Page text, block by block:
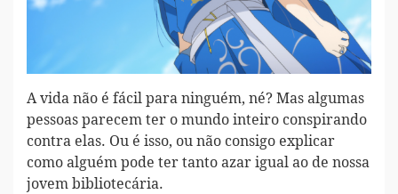
A vida não é fácil para ninguém, né? Mas algumas
pessoas parecem ter o mundo inteiro conspirando
contra elas. Ou é isso, ou não consigo explicar
como alguém pode ter tanto azar igual ao de nossa
jovem bibliotecária.